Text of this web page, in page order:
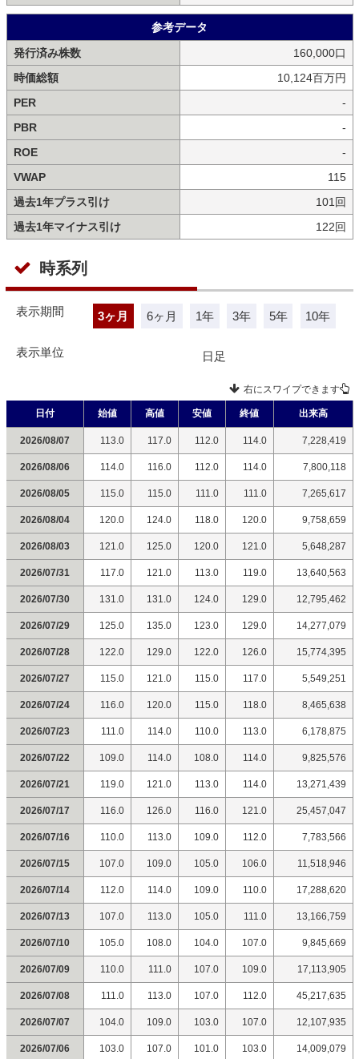
参考データ
発行済み株数
160,000口
時価総額
10,124百万円
PER
-
PBR
-
ROE
-
VWAP
115
過去1年プラス引け
101回
過去1年マイナス引け
122回
時系列
表示期間 3ヶ月 6ヶ月 1年 3年 5年 10年
表示単位 日足
右にスワイプできます
日付 始値 高値 安値 終値 出来高
2026/08/07 113.0 117.0 112.0 114.0 7,228,419
2026/08/06 114.0 116.0 112.0 114.0 7,800,118
2026/08/05 115.0 115.0 111.0 111.0 7,265,617
2026/08/04 120.0 124.0 118.0 120.0 9,758,659
2026/08/03 121.0 125.0 120.0 121.0 5,648,287
2026/07/31 117.0 121.0 113.0 119.0 13,640,563
2026/07/30 131.0 131.0 124.0 129.0 12,795,462
2026/07/29 125.0 135.0 123.0 129.0 14,277,079
2026/07/28 122.0 129.0 122.0 126.0 15,774,395
2026/07/27 115.0 121.0 115.0 117.0 5,549,251
2026/07/24 116.0 120.0 115.0 118.0 8,465,638
2026/07/23 111.0 114.0 110.0 113.0 6,178,875
2026/07/22 109.0 114.0 108.0 114.0 9,825,576
2026/07/21 119.0 121.0 113.0 114.0 13,271,439
2026/07/17 116.0 126.0 116.0 121.0 25,457,047
2026/07/16 110.0 113.0 109.0 112.0 7,783,566
2026/07/15 107.0 109.0 105.0 106.0 11,518,946
2026/07/14 112.0 114.0 109.0 110.0 17,288,620
2026/07/13 107.0 113.0 105.0 111.0 13,166,759
2026/07/10 105.0 108.0 104.0 107.0 9,845,669
2026/07/09 110.0 111.0 107.0 109.0 17,113,905
2026/07/08 111.0 113.0 107.0 112.0 45,217,635
2026/07/07 104.0 109.0 103.0 107.0 12,107,935
2026/07/06 103.0 107.0 101.0 103.0 14,009,079